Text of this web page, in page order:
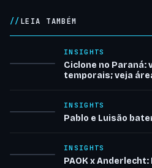
LEIA TAMBÉM
INSIGHTS
Ciclone no Paraná:
temporais; veja
INSIGHTS
Pablo e Luisão
INSIGHTS
PAOK x